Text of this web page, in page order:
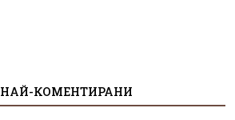
НАЙ-КОМЕНТИРАНИ